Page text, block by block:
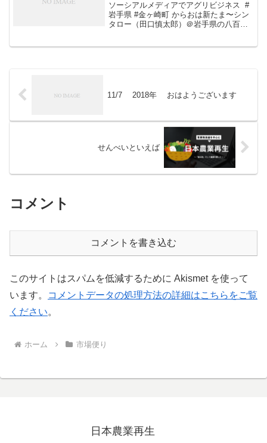
ソーシアルメディアでアグリビジネス #
岩手県 #金ヶ崎町 からおは新たま〜シン
タロー（田口慎太郎）＠岩手県の八百屋‏
11/7 2018年 おはようございます
せんべいといえば
コメント
コメントを書き込む
このサイトはスパムを低減するために Akismet を使って
います。
コメントデータの処理方法の詳細はこちらをご覧
ください。
ホーム 市場便り
日本農業再生